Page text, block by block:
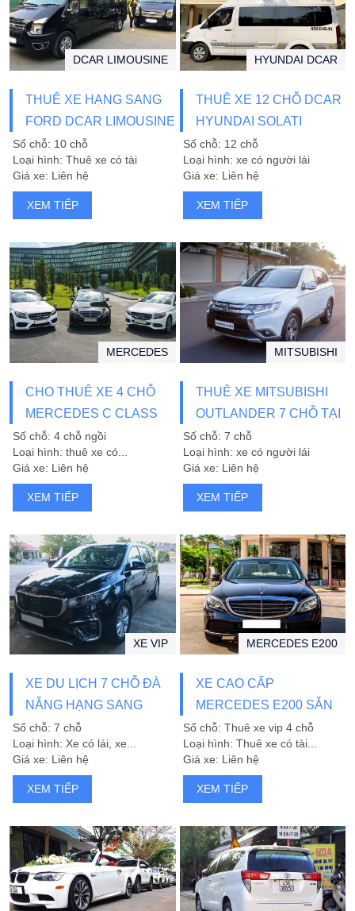
THUÊ XE HẠNG SANG
FORD DCAR LIMOUSINE
10 CHỖ ĐÀ NẴNG
DCAR LIMOUSINE
Số chỗ: 10 chỗ
Loại hình: Thuê xe có tài
Giá xe: Liên hệ
XEM TIẾP
THUÊ XE 12 CHỖ DCAR
HYUNDAI SOLATI
LIMOUSINE ĐÀ NẴNG
HYUNDAI DCAR
Số chỗ: 12 chỗ
Loại hình: xe có người lái
Giá xe: Liên hệ
XEM TIẾP
CHO THUÊ XE 4 CHỖ
MERCEDES C CLASS
MERCEDES
Số chỗ: 4 chỗ ngồi
Loại hình: thuê xe có...
Giá xe: Liên hệ
XEM TIẾP
THUÊ XE MITSUBISHI
OUTLANDER 7 CHỖ TẠI
ĐÀ NẴNG
MITSUBISHI
Số chỗ: 7 chỗ
Loại hình: xe có người lái
Giá xe: Liên hệ
XEM TIẾP
XE DU LỊCH 7 CHỖ ĐÀ
NẴNG HẠNG SANG
XE VIP
Số chỗ: 7 chỗ
Loại hình: Xe có lái, xe...
Giá xe: Liên hệ
XEM TIẾP
XE CAO CẤP
MERCEDES E200 SẴN
SÀNG PHỤC VỤ
MERCEDES E200
Số chỗ: Thuê xe vip 4 chỗ
Loại hình: Thuê xe có tài...
Giá xe: Liên hệ
XEM TIẾP